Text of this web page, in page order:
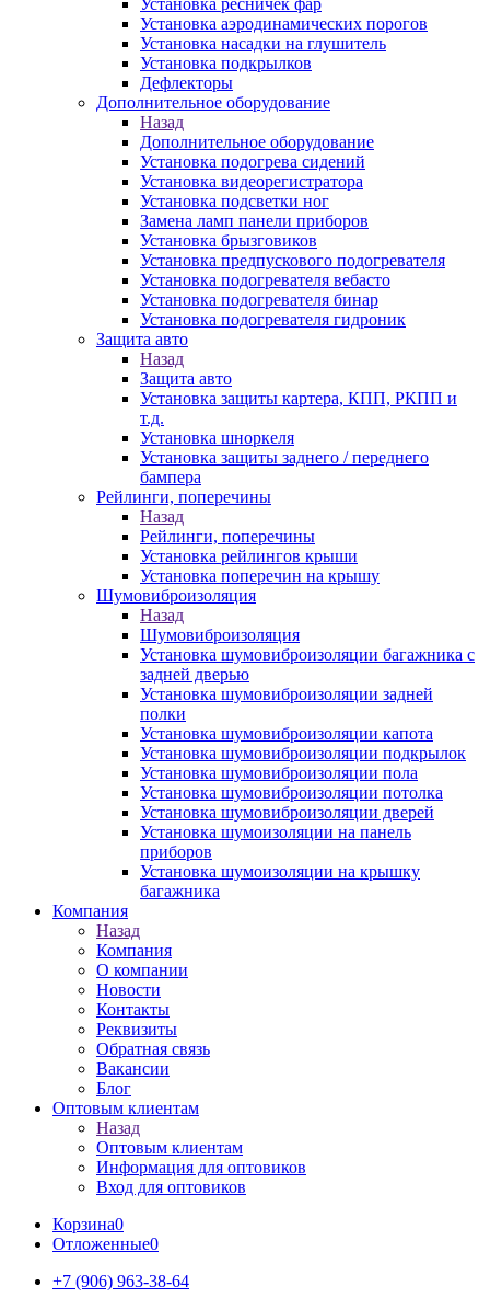
Установка ресничек фар
Установка аэродинамических порогов
Установка насадки на глушитель
Установка подкрылков
Дефлекторы
Дополнительное оборудование
Назад
Дополнительное оборудование
Установка подогрева сидений
Установка видеорегистратора
Установка подсветки ног
Замена ламп панели приборов
Установка брызговиков
Установка предпускового подогревателя
Установка подогревателя вебасто
Установка подогревателя бинар
Установка подогревателя гидроник
Защита авто
Назад
Защита авто
Установка защиты картера, КПП, РКПП и
т.д.
Установка шноркеля
Установка защиты заднего / переднего
бампера
Рейлинги, поперечины
Назад
Рейлинги, поперечины
Установка рейлингов крыши
Установка поперечин на крышу
Шумовиброизоляция
Назад
Шумовиброизоляция
Установка шумовиброизоляции багажника с
задней дверью
Установка шумовиброизоляции задней
полки
Установка шумовиброизоляции капота
Установка шумовиброизоляции подкрылок
Установка шумовиброизоляции пола
Установка шумовиброизоляции потолка
Установка шумовиброизоляции дверей
Установка шумоизоляции на панель
приборов
Установка шумоизоляции на крышку
багажника
Компания
Назад
Компания
О компании
Новости
Контакты
Реквизиты
Обратная связь
Вакансии
Блог
Оптовым клиентам
Назад
Оптовым клиентам
Информация для оптовиков
Вход для оптовиков
Корзина0
Отложенные0
+7 (906) 963-38-64